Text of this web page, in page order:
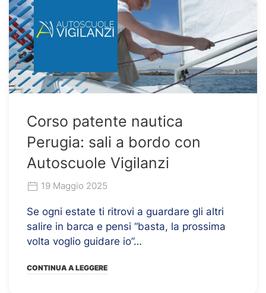
Corso patente nautica
Perugia: sali a bordo con
Autoscuole Vigilanzi
19 Maggio 2025
Se ogni estate ti ritrovi a guardare gli altri
salire in barca e pensi “basta, la prossima
volta voglio guidare io”…
CONTINUA A LEGGERE